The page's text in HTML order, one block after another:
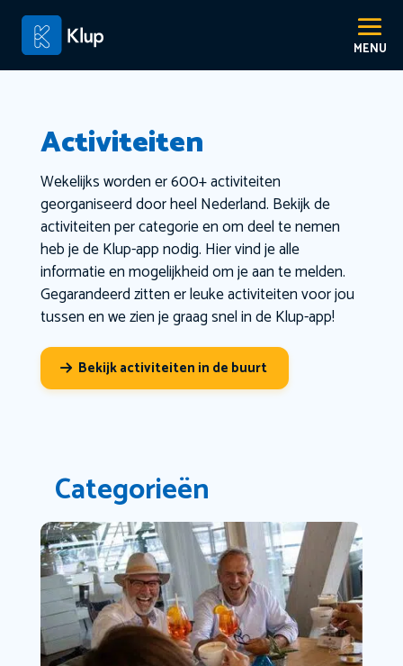
Activiteiten
Wekelijks worden er 600+ activiteiten
georganiseerd door heel Nederland. Bekijk de
activiteiten per categorie en om deel te nemen
heb je de Klup-app nodig. Hier vind je alle
informatie en mogelijkheid om je aan te melden.
Gegarandeerd zitten er leuke activiteiten voor jou
tussen en we zien je graag snel in de Klup-app!
Bekijk activiteiten in de buurt
Categorieën